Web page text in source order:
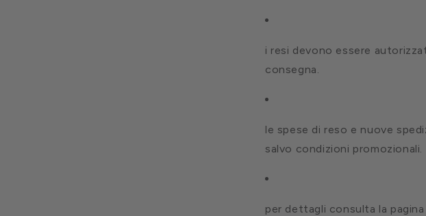
i resi devono essere
consegna.
le spese di reso e nuove
salvo condizioni promozionali.
per dettagli consulta la pagina